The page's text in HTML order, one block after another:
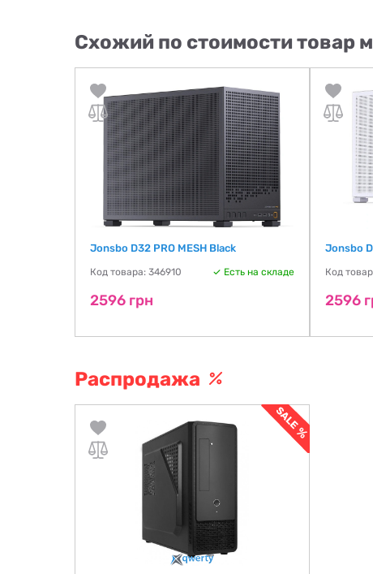
Схожий по стоимости товар
Jonsbo D32 PRO MESH Black
Код товара: 346910 Есть на складе
2596 грн
Jonsbo
Код
2596
Распродажа